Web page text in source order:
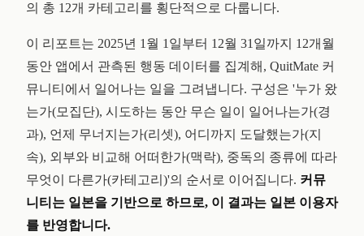
의 총 12개 카테고리를 횡단적으로 다룹니다.
이 리포트는 2025년 1월 1일부터 12월 31일까지 12개월
동안 앱에서 관측된 행동 데이터를 집계해, QuitMate 커
뮤니티에서 일어나는 일을 그려냅니다. 구성은 '누가 왔
는가(모집단), 시도하는 동안 무슨 일이 일어나는가(경
과), 언제 무너지는가(리셋), 어디까지 도달했는가(지
속), 외부와 비교해 어떠한가(맥락), 중독의 종류에 따라
무엇이 다른가(카테고리)'의 순서로 이어집니다. 커뮤
니티는 일본을 기반으로 하므로, 이 결과는 일본 이용자
를 반영합니다.